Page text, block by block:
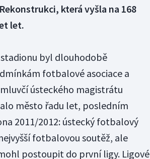
která vyšla na 168
let.
byl dlouhodobě
fotbalové asociace a
ústeckého magistrátu
město řadu let, posledním
2011/2012: ústecký fotbalový
fotbalovou soutěž, ale
postoupit do první ligy. Ligové